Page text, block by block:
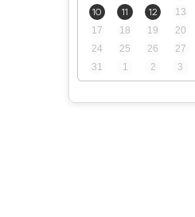
10
11 12 13
17
18 19 20
24
25 26 27
31
1 2 3